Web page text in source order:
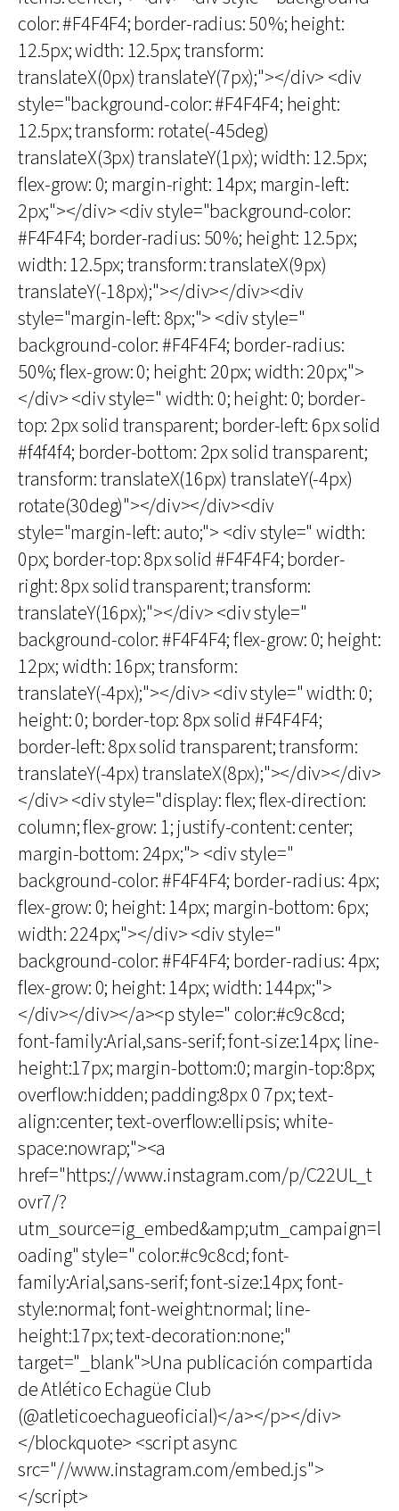
color: #F4F4F4; border-radius: 50%; height:
12.5px; width: 12.5px; transform:
translateX(0px) translateY(7px);"></div> <div
style="background-color: #F4F4F4; height:
12.5px; transform: rotate(-45deg)
translateX(3px) translateY(1px); width: 12.5px;
flex-grow: 0; margin-right: 14px; margin-left:
2px;"></div> <div style="background-color:
#F4F4F4; border-radius: 50%; height: 12.5px;
width: 12.5px; transform: translateX(9px)
translateY(-18px);"></div></div><div
style="margin-left: 8px;"> <div style="
background-color: #F4F4F4; border-radius:
50%; flex-grow: 0; height: 20px; width: 20px;">
</div> <div style=" width: 0; height: 0; border-
top: 2px solid transparent; border-left: 6px solid
#f4f4f4; border-bottom: 2px solid transparent;
transform: translateX(16px) translateY(-4px)
rotate(30deg)"></div></div><div
style="margin-left: auto;"> <div style=" width:
0px; border-top: 8px solid #F4F4F4; border-
right: 8px solid transparent; transform:
translateY(16px);"></div> <div style="
background-color: #F4F4F4; flex-grow: 0; height:
12px; width: 16px; transform:
translateY(-4px);"></div> <div style=" width: 0;
height: 0; border-top: 8px solid #F4F4F4;
border-left: 8px solid transparent; transform:
translateY(-4px) translateX(8px);"></div></div>
</div> <div style="display: flex; flex-direction:
column; flex-grow: 1; justify-content: center;
margin-bottom: 24px;"> <div style="
background-color: #F4F4F4; border-radius: 4px;
flex-grow: 0; height: 14px; margin-bottom: 6px;
width: 224px;"></div> <div style="
background-color: #F4F4F4; border-radius: 4px;
flex-grow: 0; height: 14px; width: 144px;">
</div></div></a><p style=" color:#c9c8cd;
font-family:Arial,sans-serif; font-size:14px; line-
height:17px; margin-bottom:0; margin-top:8px;
overflow:hidden; padding:8px 0 7px; text-
align:center; text-overflow:ellipsis; white-
space:nowrap;"><a
href="https://www.instagram.com/p/C22UL_t
ovr7/?
utm_source=ig_embed&amp;utm_campaign=l
oading" style=" color:#c9c8cd; font-
family:Arial,sans-serif; font-size:14px; font-
style:normal; font-weight:normal; line-
height:17px; text-decoration:none;"
target="_blank">Una publicación compartida
de Atlético Echagüe Club
(@atleticoechagueoficial)</a></p></div>
</blockquote> <script async
src="//www.instagram.com/embed.js">
</script>